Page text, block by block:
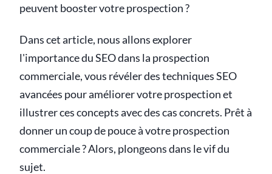
peuvent booster votre prospection ?
Dans cet article, nous allons explorer
l'importance du SEO dans la prospection
commerciale, vous révéler des techniques SEO
avancées pour améliorer votre prospection et
illustrer ces concepts avec des cas concrets. Prêt à
donner un coup de pouce à votre prospection
commerciale ? Alors, plongeons dans le vif du
sujet.